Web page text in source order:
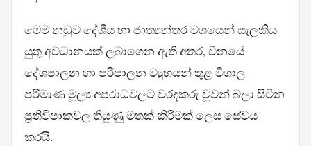
මෙම නඩුව දේශීය හා ජාත්‍යන්තර වශයෙන් සැලකිය
යුතු අවධානයක් ලබාගෙන ඇති අතර, චීනයේ
දේශපාලන හා පරිපාලන ව්‍යුහයන් තුළ විශාල
පරිමාණ මූල්‍ය අපරාධවලට වරදකරු වූවන් බලා සිටින
ප්‍රතිවිපාකවල තියුණු මතක් කිරීමක් ලෙස සේවය
කරයි.